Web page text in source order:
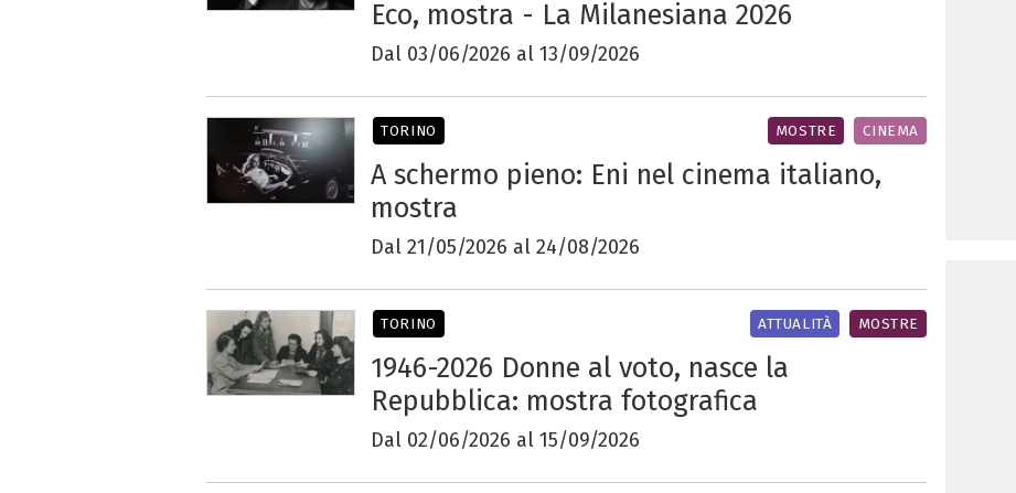
Eco, mostra - La Milanesiana 2026
Dal 03/06/2026 al 13/09/2026
A schermo pieno: Eni nel cinema italiano,
mostra
Dal 21/05/2026 al 24/08/2026
TORINO MOSTRE CINEMA
1946-2026 Donne al voto, nasce la
Repubblica: mostra fotografica
Dal 02/06/2026 al 15/09/2026
TORINO ATTUALITÀ MOSTRE